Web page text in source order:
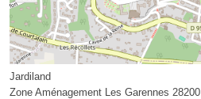
Jardiland
Zone Aménagement Les Garennes 28200